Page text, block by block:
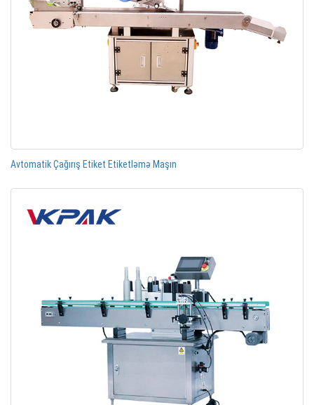
Avtomatik Çağırış Etiket Etiketləmə Maşın